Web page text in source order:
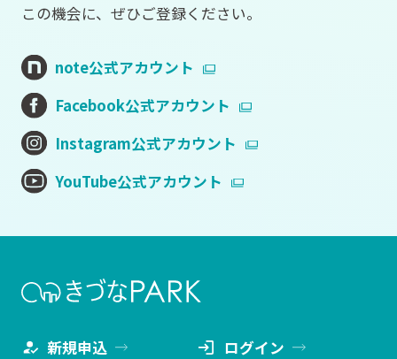
この機会に、ぜひご登録ください。
note公式アカウント
Facebook公式アカウント
Instagram公式アカウント
YouTube公式アカウント
新規申込 ログイン